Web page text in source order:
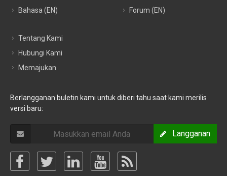
Bahasa (EN)
Forum (EN)
Tentang Kami
Hubungi Kami
Memajukan
Berlangganan buletin kami untuk diberi tahu saat kami merilis
versi baru:
Langganan